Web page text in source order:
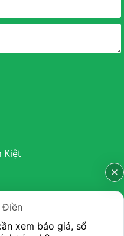
Kiệt
Điền
xem báo giá, sổ